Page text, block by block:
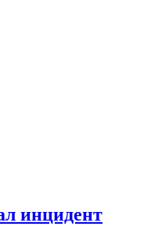
инцидент